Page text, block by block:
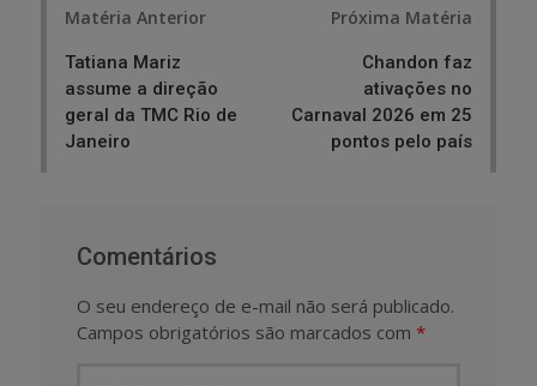
Matéria Anterior
Tatiana Mariz
assume a direção
geral da TMC Rio de
Janeiro
Próxima Matéria
Chandon faz
ativações no
Carnaval 2026 em 25
pontos pelo país
Comentários
O seu endereço de e-mail não será publicado.
Campos obrigatórios são marcados com *